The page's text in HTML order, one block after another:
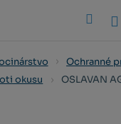
Ochranné
okusu
OSLAVAN